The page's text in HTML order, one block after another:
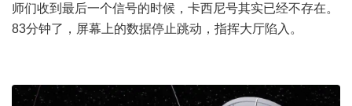
师们收到最后一个信号的时候，卡西尼号其实已经不存在。
83分钟了，屏幕上的数据停止跳动，指挥大厅陷入。